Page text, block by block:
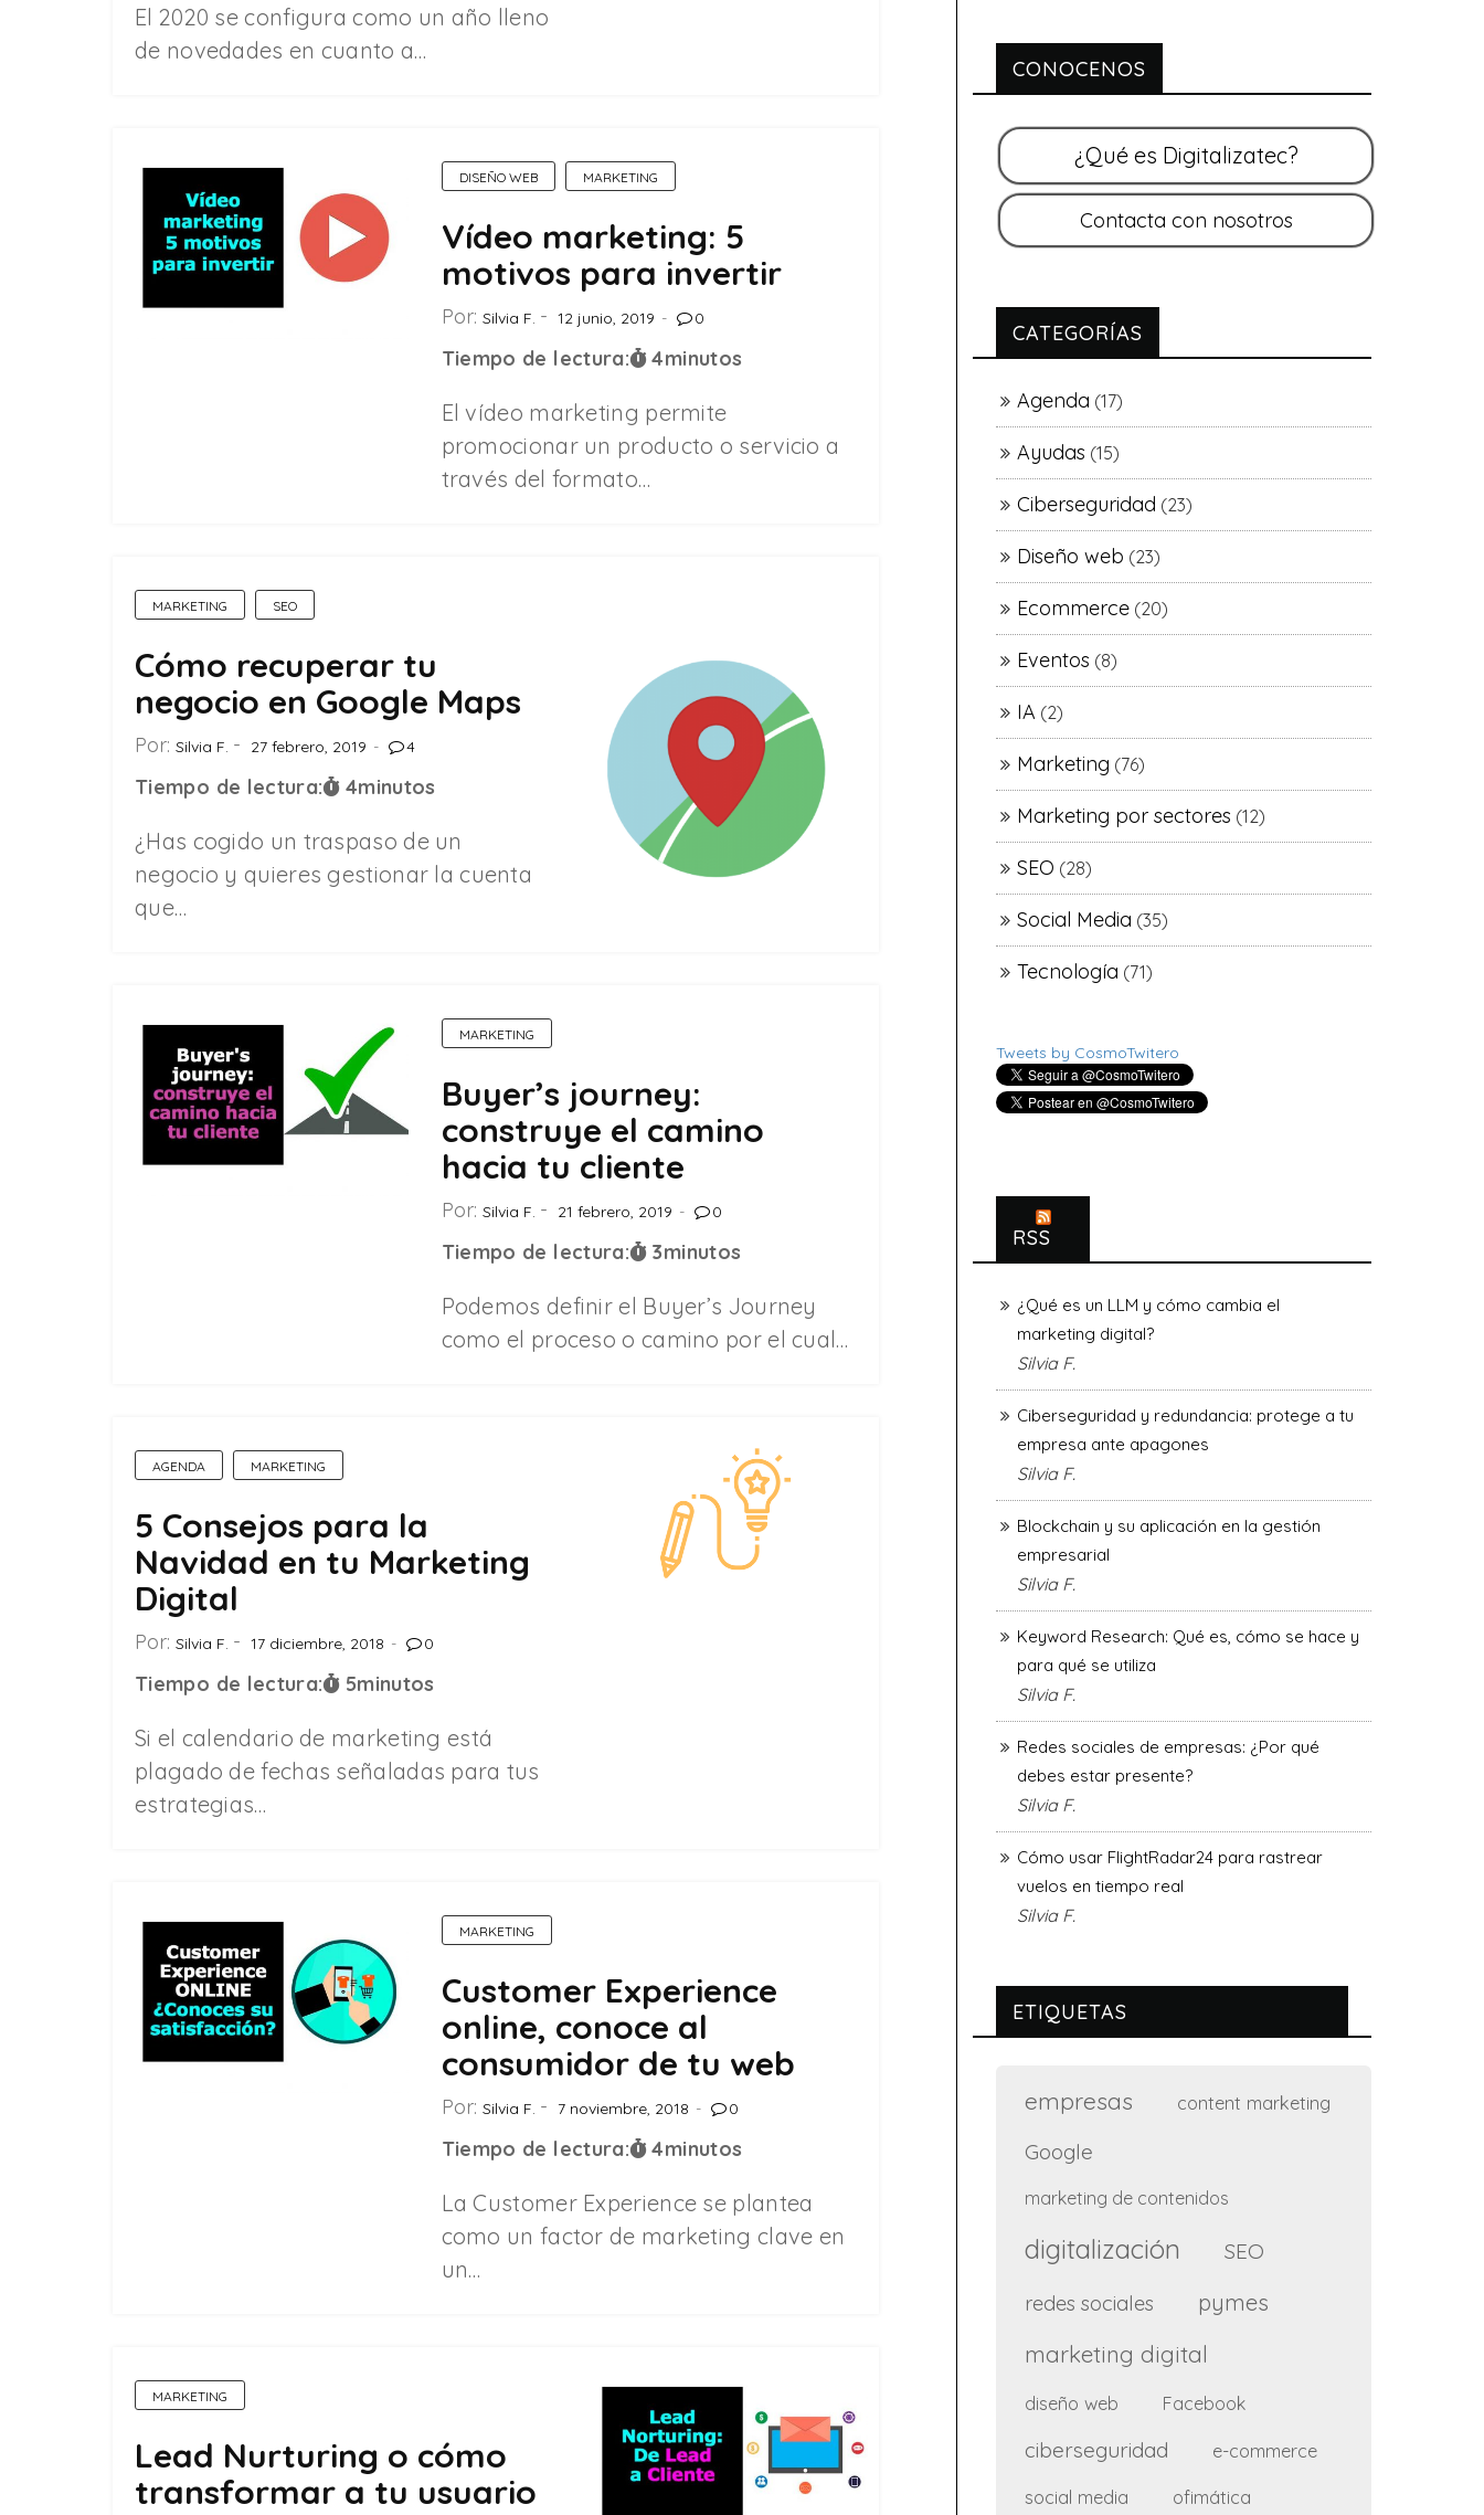
El 2020 se configura como un año lleno
de novedades en cuanto a…
DISEÑO WEB MARKETING
Vídeo marketing: 5
motivos para invertir
Por: Silvia F. 12 junio, 2019 0
Tiempo de lectura: 4minutos
El vídeo marketing permite
promocionar un producto o servicio a
través del formato…
MARKETING SEO
Cómo recuperar tu
negocio en Google Maps
Por: Silvia F. 27 febrero, 2019 4
Tiempo de lectura: 4minutos
¿Has cogido un traspaso de un
negocio y quieres gestionar la cuenta
que…
MARKETING
Buyer’s journey:
construye el camino
hacia tu cliente
Por: Silvia F. 21 febrero, 2019 0
Tiempo de lectura: 3minutos
Podemos definir el Buyer’s Journey
como el proceso o camino por el cual…
AGENDA MARKETING
5 Consejos para la
Navidad en tu Marketing
Digital
Por: Silvia F. 17 diciembre, 2018 0
Tiempo de lectura: 5minutos
Si el calendario de marketing está
plagado de fechas señaladas para tus
estrategias…
MARKETING
Customer Experience
online, conoce al
consumidor de tu web
Por: Silvia F. 7 noviembre, 2018 0
Tiempo de lectura: 4minutos
La Customer Experience se plantea
como un factor de marketing clave en
un…
MARKETING
Lead Nurturing o cómo
transformar a tu usuario
CONOCENOS
CATEGORÍAS
Agenda (17)
Ayudas (15)
Ciberseguridad (23)
Diseño web (23)
Ecommerce (20)
Eventos (8)
IA (2)
Marketing (76)
Marketing por sectores (12)
SEO (28)
Social Media (35)
Tecnología (71)
Tweets by CosmoTwitero
RSS
¿Qué es un LLM y cómo cambia el
marketing digital?
Silvia F.
Ciberseguridad y redundancia: protege a tu
empresa ante apagones
Silvia F.
Blockchain y su aplicación en la gestión
empresarial
Silvia F.
Keyword Research: Qué es, cómo se hace y
para qué se utiliza
Silvia F.
Redes sociales de empresas: ¿Por qué
debes estar presente?
Silvia F.
Cómo usar FlightRadar24 para rastrear
vuelos en tiempo real
Silvia F.
ETIQUETAS
empresas content marketing
Google
marketing de contenidos
digitalización SEO
redes sociales pymes
marketing digital
diseño web Facebook
ciberseguridad
e-commerce
social media
ofimática